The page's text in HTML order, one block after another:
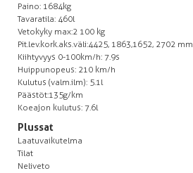
Paino: 1684kg
Tavaratila: 460l
Vetokyky max: 2 100 kg
Pit.lev.kork.aks.väli: 4425, 1863,1652, 2702 mm
Kiihtyvyys 0-100km/h: 7.9s
Huippunopeus: 210 km/h
Kulutus (valm.ilm): 5.1l
Päästöt:135g/km
Koeajon kulutus: 7.6l
Plussat
Laatuvaikutelma
Tilat
Neliveto